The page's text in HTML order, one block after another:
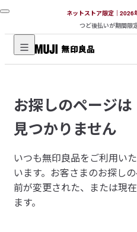
ネットストア限定｜
つど後払いが期間限
無
品
ネ
ッ
ト
ス
ト
ア
お探しのページは
見つかりません
いつも無印良品をご利用い
います。 お客さまのお探し
前が変更された、または現
ます。